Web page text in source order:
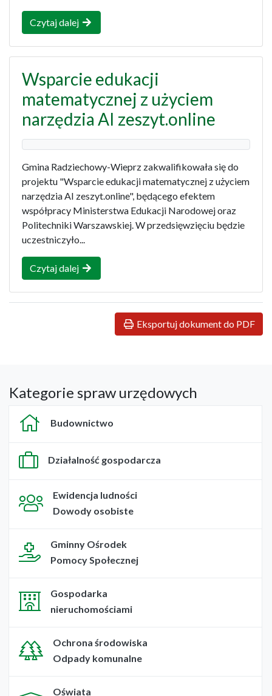
Czytaj dalej
Wsparcie edukacji
matematycznej z użyciem
narzędzia AI zeszyt.online
Gmina Radziechowy-Wieprz zakwalifikowała się do
projektu "Wsparcie edukacji matematycznej z użyciem
narzędzia AI zeszyt.online", będącego efektem
współpracy Ministerstwa Edukacji Narodowej oraz
Politechniki Warszawskiej. W przedsięwzięciu będzie
uczestniczyło...
Czytaj dalej
Eksportuj dokument do PDF
Kategorie spraw urzędowych
Budownictwo
Działalność gospodarcza
Ewidencja ludności
Dowody osobiste
Gminny Ośrodek
Pomocy Społecznej
Gospodarka
nieruchomościami
Ochrona środowiska
Odpady komunalne
Oświata